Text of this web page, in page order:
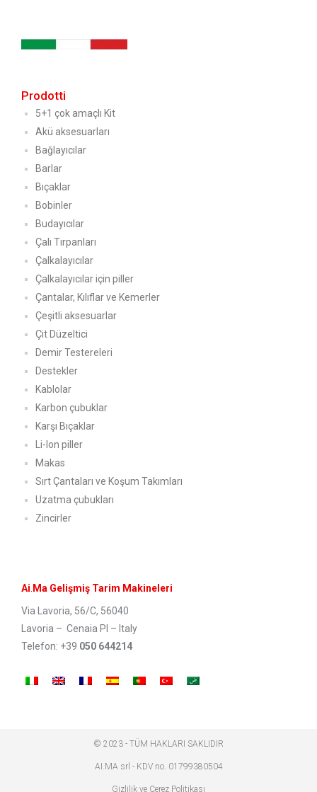
Prodotti
5+1 çok amaçlı Kit
Akü aksesuarları
Bağlayıcılar
Barlar
Bıçaklar
Bobinler
Budayıcılar
Çalı Tırpanları
Çalkalayıcılar
Çalkalayıcılar için piller
Çantalar, Kılıflar ve Kemerler
Çeşitli aksesuarlar
Çit Düzeltici
Demir Testereleri
Destekler
Kablolar
Karbon çubuklar
Karşı Bıçaklar
Li-Ion piller
Makas
Sırt Çantaları ve Koşum Takımları
Uzatma çubukları
Zincirler
Ai Ma Gelişmiş Tarim Makineleri
Via Lavoria, 56/C, 56040
Lavoria – Cenaia PI – Italy
Telefon: +39 050 644214
© 2023 - TÜM HAKLARI SAKLIDIR
AI.MA srl - KDV no. 01799380504
Gizlilik ve Çerez Politikası